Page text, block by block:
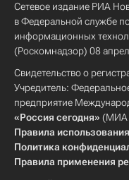
Сетевое издание РИА
в Федеральной службе
информационных
(Роскомнадзор) 08
Свидетельство о
Учредитель:
предприятие
«Россия сегодня» (МИА
Правила
Политика
Правила применения